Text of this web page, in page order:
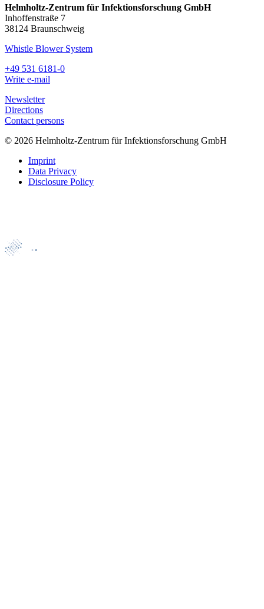
Helmholtz-Zentrum für Infektionsforschung GmbH
Inhoffenstraße 7
38124 Braunschweig
Whistle Blower System
+49 531 6181-0
Write e-mail
Newsletter
Directions
Contact persons
© 2026 Helmholtz-Zentrum für Infektionsforschung GmbH
Imprint
Data Privacy
Disclosure Policy